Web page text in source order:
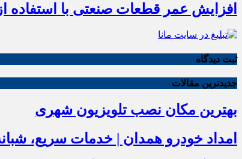
افزایش عمر قطعات صنعتی با استفاده
ثبت دیدگاه
جدیدترین مقالات
بهترین مکان نصب تلویزیون شهری
امداد خودرو همدان | خدمات سریع،